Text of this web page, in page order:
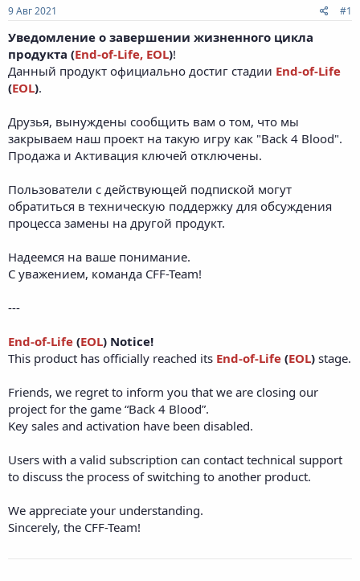
9 Авг 2021 #1
Уведомление о завершении жизненного цикла
продукта (End-of-Life, EOL)!
Данный продукт официально достиг стадии End-of-Life
(EOL).
Друзья, вынуждены сообщить вам о том, что мы
закрываем наш проект на такую игру как "Back 4 Blood".
Продажа и Активация ключей отключены.
Пользователи с действующей подпиской могут
обратиться в техническую поддержку для обсуждения
процесса замены на другой продукт.
Надеемся на ваше понимание.
С уважением, команда CFF-Team!
---
End-of-Life (EOL) Notice!
This product has officially reached its End-of-Life (EOL) stage.
Friends, we regret to inform you that we are closing our
project for the game “Back 4 Blood”.
Key sales and activation have been disabled.
Users with a valid subscription can contact technical support
to discuss the process of switching to another product.
We appreciate your understanding.
Sincerely, the CFF-Team!